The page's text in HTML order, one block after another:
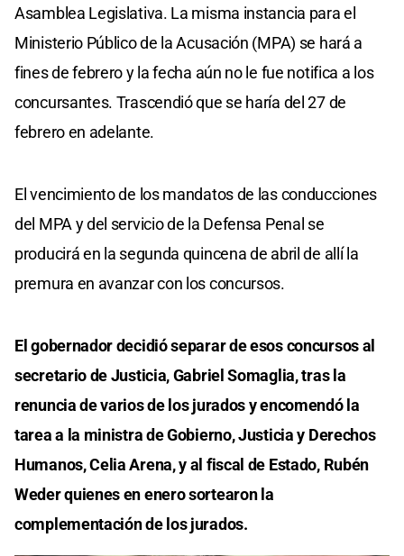
Asamblea Legislativa. La misma instancia para el
Ministerio Público de la Acusación (MPA) se hará a
fines de febrero y la fecha aún no le fue notifica a los
concursantes. Trascendió que se haría del 27 de
febrero en adelante.
El vencimiento de los mandatos de las conducciones
del MPA y del servicio de la Defensa Penal se
producirá en la segunda quincena de abril de allí la
premura en avanzar con los concursos.
El gobernador decidió separar de esos concursos al
secretario de Justicia, Gabriel Somaglia, tras la
renuncia de varios de los jurados y encomendó la
tarea a la ministra de Gobierno, Justicia y Derechos
Humanos, Celia Arena, y al fiscal de Estado, Rubén
Weder quienes en enero sortearon la
complementación de los jurados.